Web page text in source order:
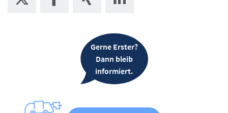
Gerne Erster?
Dann bleib
informiert.